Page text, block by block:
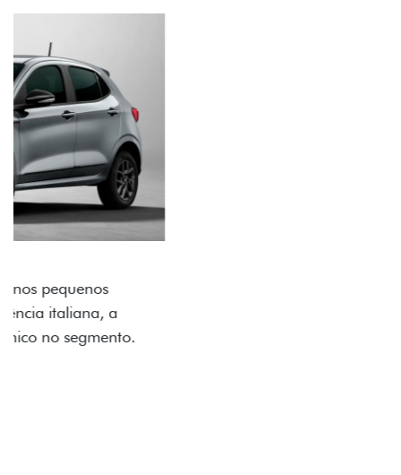
A flag italiana e o novo logo Fiat também aparecem
no interior do carro, que possui acabamento
impecável e detalhes escurecidos.